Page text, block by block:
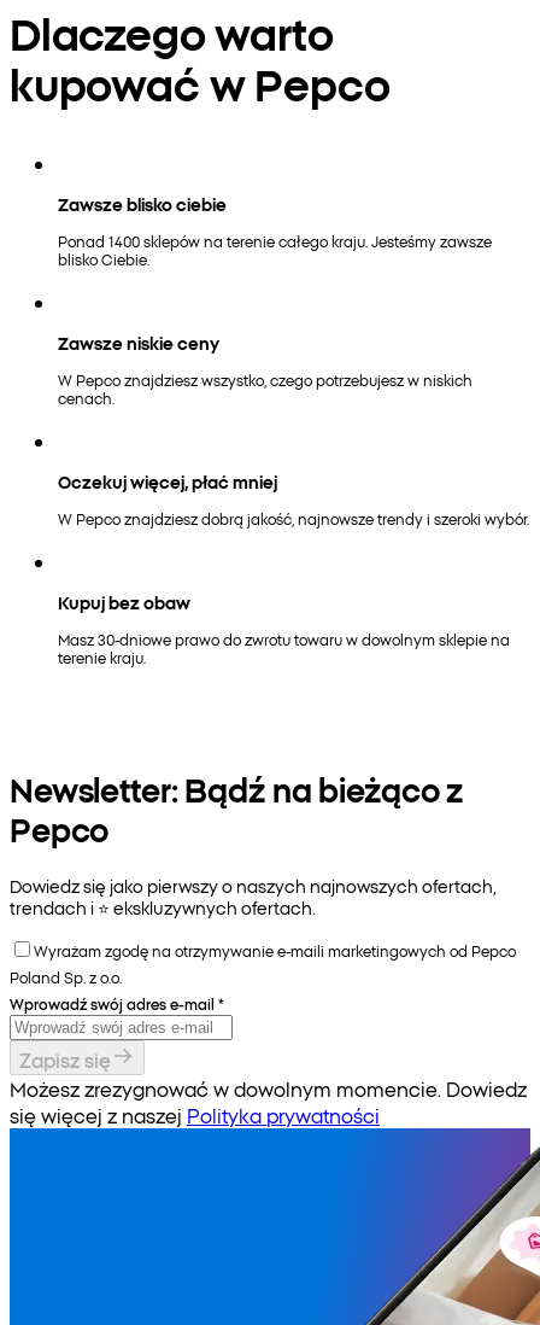
Dlaczego warto
kupować w Pepco
Zawsze blisko ciebie
Ponad 1400 sklepów na terenie całego kraju. Jesteśmy zawsze
blisko Ciebie.
Zawsze niskie ceny
W Pepco znajdziesz wszystko, czego potrzebujesz w niskich
cenach.
Oczekuj więcej, płać mniej
W Pepco znajdziesz dobrą jakość, najnowsze trendy i szeroki wybór.
Kupuj bez obaw
Masz 30-dniowe prawo do zwrotu towaru w dowolnym sklepie na
terenie kraju.
Newsletter: Bądź na bieżąco z
Pepco
Dowiedz się jako pierwszy o naszych najnowszych ofertach,
trendach i ⭐️ ekskluzywnych ofertach.
Wyrażam zgodę na otrzymywanie e-maili marketingowych od Pepco
Poland Sp. z o.o.
Wprowadź swój adres e-mail *
Zapisz się
Możesz zrezygnować w dowolnym momencie. Dowiedz
się więcej z naszej Polityka prywatności